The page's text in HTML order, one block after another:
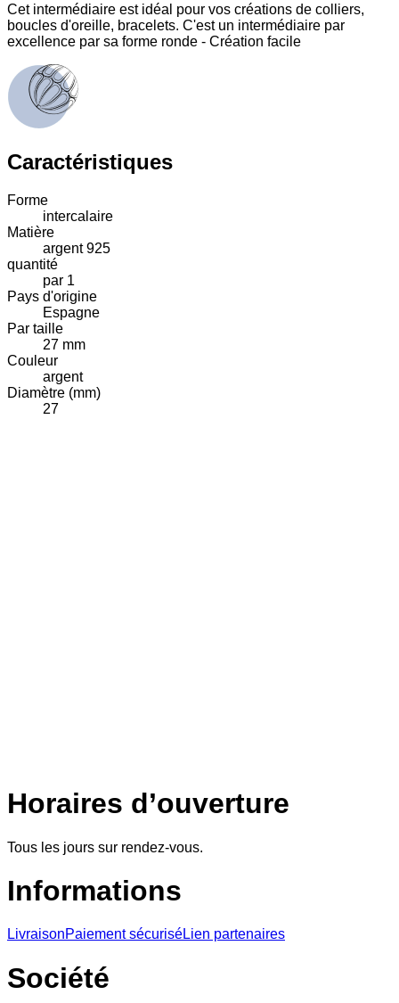
Cet intermédiaire est idéal pour vos créations de colliers,
boucles d'oreille, bracelets. C'est un intermédiaire par
excellence par sa forme ronde - Création facile
Caractéristiques
Forme
intercalaire
Matière
argent 925
quantité
par 1
Pays d'origine
Espagne
Par taille
27 mm
Couleur
argent
Diamètre (mm)
27
Horaires d’ouverture
Tous les jours sur rendez-vous.
Informations
LivraisonPaiement sécuriséLien partenaires
Société